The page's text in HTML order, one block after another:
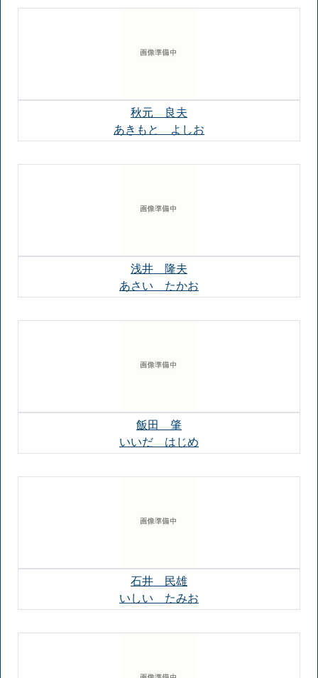
秋元 良夫
あきもと よしお
浅井 隆夫
あさい たかお
飯田 肇
いいだ はじめ
石井 民雄
いしい たみお